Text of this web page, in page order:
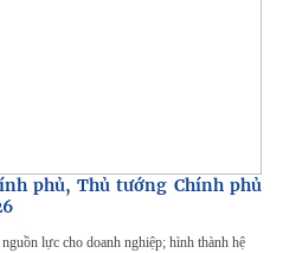
phủ, Thủ tướng Chính phủ
lực cho doanh nghiệp; hình thành hệ